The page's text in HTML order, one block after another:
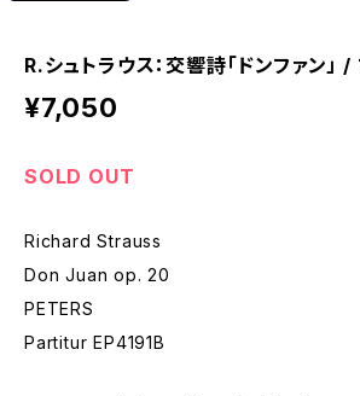
R.シュトラウス：交響詩「ドンファン」
¥7,050
SOLD OUT
Richard Strauss
Don Juan op. 20
PETERS
Partitur EP4191B